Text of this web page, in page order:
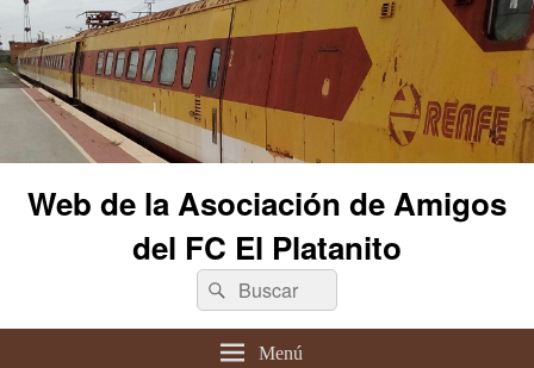
Web de la Asociación de Amigos
del FC El Platanito
Buscar
por:
Buscar
Menú